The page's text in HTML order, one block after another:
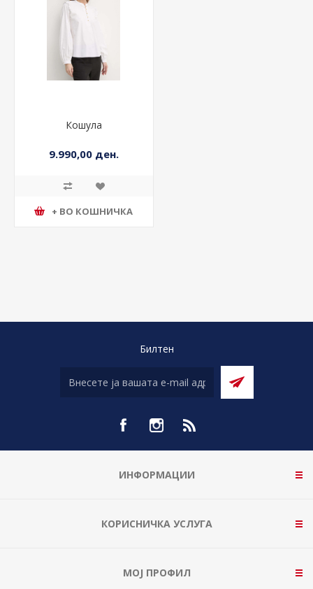
Кошула
9.990,00 ден.
+ ВО КОШНИЧКА
Билтен
ИНФОРМАЦИИ
КОРИСНИЧКА УСЛУГА
МОЈ ПРОФИЛ